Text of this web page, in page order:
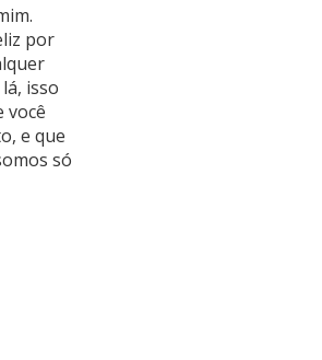
por
isso
você
e que
só